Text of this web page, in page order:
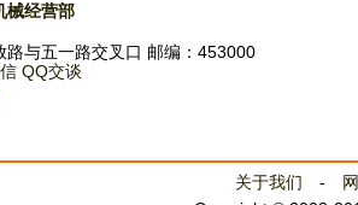
械经营部
路与五一路交叉口 邮编：453000
QQ交谈
关于我们 -